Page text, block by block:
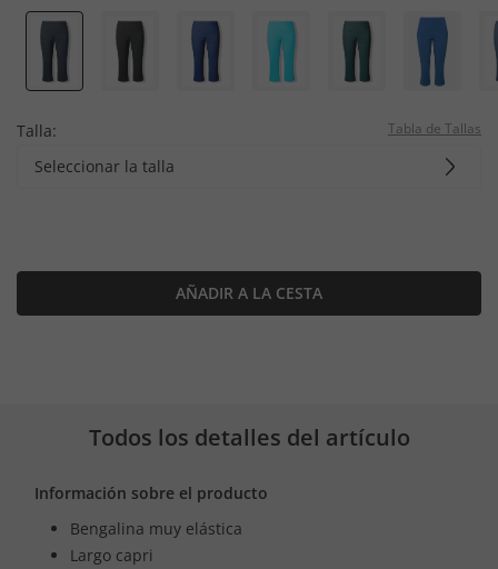
Talla: Tabla de Tallas
Seleccionar la talla
AÑADIR A LA CESTA
Todos los detalles del artículo
Información sobre el producto
Bengalina muy elástica
Largo capri